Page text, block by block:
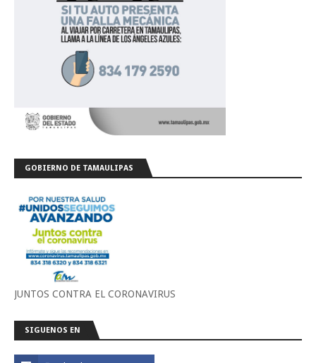
GOBIERNO DE TAMAULIPAS
JUNTOS CONTRA EL CORONAVIRUS
SIGUENOS EN